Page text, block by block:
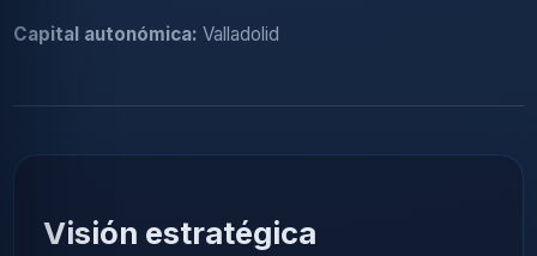
Capital autonómica: Valladolid
Visión estratégica